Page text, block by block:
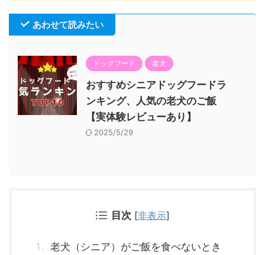
あわせて読みたい
ドッグフード 老犬
おすすめシニアドッグフードラ
ンキング、人気の老犬のご飯
【実体験レビューあり】
2025/5/29
目次 [非表示]
老犬（シニア）がご飯を食べないとき